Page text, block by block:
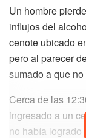
Un hombre
influjos del
cenote ubicado
pero al parecer
sumado a que
Cerca de las
ingresado a un
no había logrado